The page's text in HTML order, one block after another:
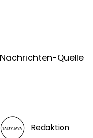
Nachrichten-Quelle
Redaktion